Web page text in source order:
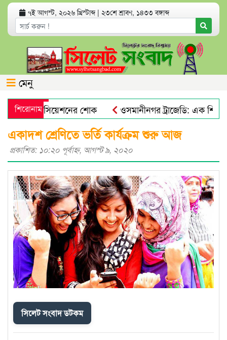
৭ই আগস্ট, ২০২৬ খ্রিস্টাব্দ | ২৩শে শ্রাবণ, ১৪৩৩ বঙ্গাব্দ
মেনু
শিরোনাম
এসোসিয়েশনের শোক
ওসমানীনগর ট্রাজেডি: এক
‘৩৬ জুলাই’ উপলক্ষে টেলিটকের বিশেষ অফার,
একাদশ শ্রেণিতে ভর্তি কার্যক্রম শুরু আজ
প্রকাশিত: ১০:২০ পূর্বাহ্ণ, আগস্ট ৯, ২০২০
সিলেট সংবাদ ডটকম